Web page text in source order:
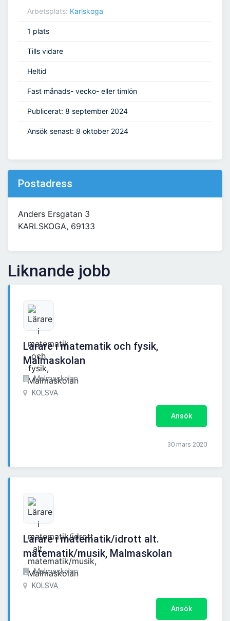
Arbetsplats: Karlskoga
1 plats
Tills vidare
Heltid
Fast månads- vecko- eller timlön
Publicerat: 8 september 2024
Ansök senast: 8 oktober 2024
Postadress
Anders Ersgatan 3
KARLSKOGA, 69133
Liknande jobb
Lärare i matematik och fysik,
Malmaskolan
Malmaskolan
KOLSVA
Ansök
30 mars 2020
Lärare i matematik/idrott alt.
matematik/musik, Malmaskolan
Malmaskolan
KOLSVA
Ansök